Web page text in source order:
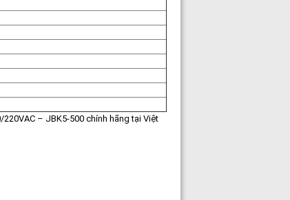
– JBK5-500 chính hãng tại Việt